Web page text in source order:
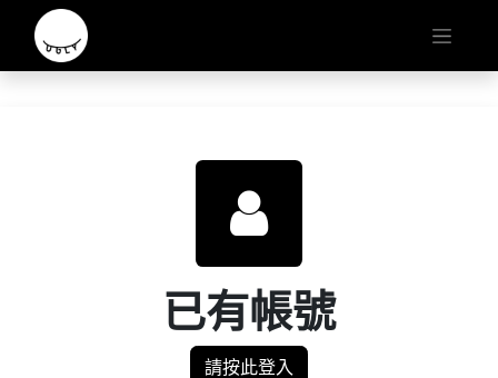
已有帳號
請按此登入